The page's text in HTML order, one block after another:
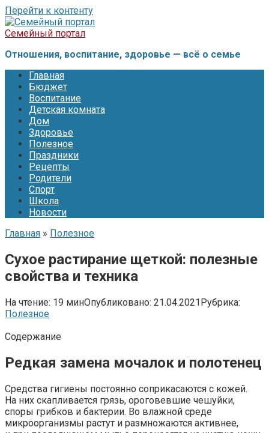
Перейти к контенту
Семейный портал
Отношения, воспитание, здоровье — всё о семье
Главная
Бюджет
Воспитание
Детская комната
Дом
Здоровье
Полезное
Праздники
Рецепты
Родители
Спорт
Школа
Новости
Главная » Полезное
Сухое растирание щеткой: полезные
свойства и техника
На чтение: 19 минОпубликовано: 21.04.2021Рубрика:
Полезное
Содержание
Редкая замена мочалок и полотенец
Средства гигиены постоянно соприкасаются с кожей.
На них скапливается грязь, ороговевшие чешуйки,
споры грибков и бактерии. Во влажной среде
микроорганизмы растут и размножаются активнее,